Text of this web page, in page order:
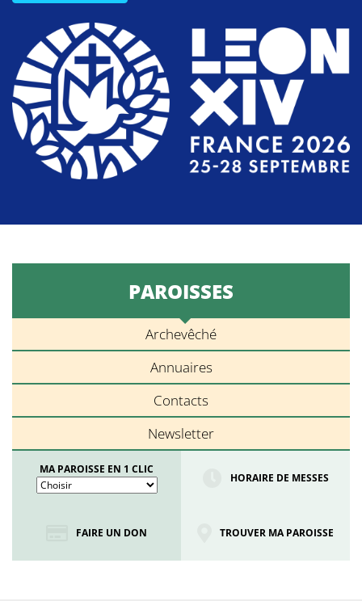
PAROISSES
Archevêché
Annuaires
Contacts
Newsletter
MA PAROISSE EN 1 CLIC
HORAIRE DE MESSES
FAIRE UN DON TROUVER MA PAROISSE